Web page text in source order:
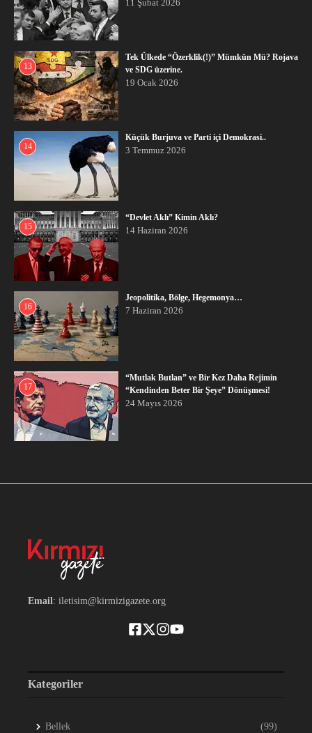
11 Şubat 2026
13
Tek Ülkede “Özerklik(!)” Mümkün Mü? Rojava
ve SDG üzerine.
19 Ocak 2026
14
Küçük Burjuva ve Parti içi Demokrasi..
3 Temmuz 2026
15
“Devlet Aklı” Kimin Aklı?
14 Haziran 2026
16
Jeopolitika, Bölge, Hegemonya…
7 Haziran 2026
17
“Mutlak Butlan” ve Bir Kez Daha Rejimin
“Kendinden Beter Bir Şeye” Dönüşmesi!
24 Mayıs 2026
Email: iletisim@kirmizigazete.org
Kategoriler
Bellek (99)